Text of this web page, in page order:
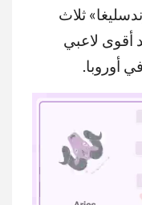
ثلاث
أقوى لاعبي
أوروبا.